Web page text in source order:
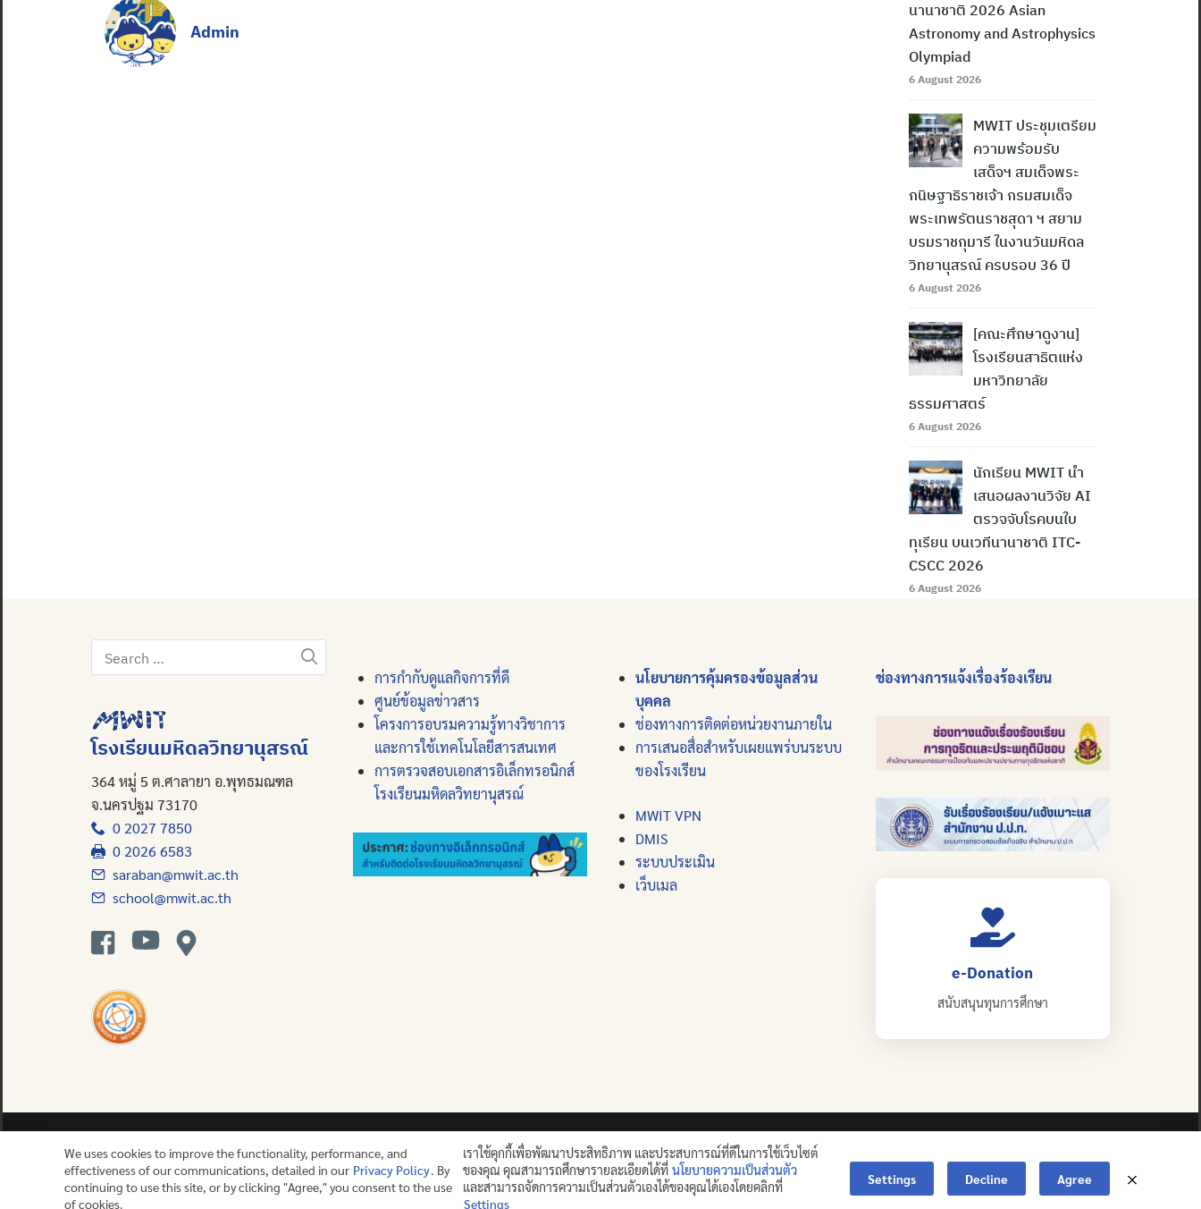
Admin
นานาชาติ 2026 Asian
Astronomy and Astrophysics
Olympiad
6 August 2026
MWIT ประชุมเตรียม
ความพร้อมรับ
เสด็จฯ สมเด็จพระ
กนิษฐาธิราชเจ้า กรมสมเด็จ
พระเทพรัตนราชสุดา ฯ สยาม
บรมราชกุมารี ในงานวันมหิดล
วิทยานุสรณ์ ครบรอบ 36 ปี
6 August 2026
[คณะศึกษาดูงาน]
โรงเรียนสาธิตแห่ง
มหาวิทยาลัย
ธรรมศาสตร์
6 August 2026
นักเรียน MWIT นำ
เสนอผลงานวิจัย AI
ตรวจจับโรคบนใบ
ทุเรียน บนเวทีนานาชาติ ITC-
CSCC 2026
6 August 2026
Search
for:
โรงเรียนมหิดลวิทยานุสรณ์
364 หมู่ 5 ต.ศาลายา อ.พุทธมณฑล
จ.นครปฐม 73170
0 2027 7850
0 2026 6583
saraban@mwit.ac.th
school@mwit.ac.th
การกำกับดูแลกิจการที่ดี
ศูนย์ข้อมูลข่าวสาร
โครงการอบรมความรู้ทางวิชาการ
และการใช้เทคโนโลยีสารสนเทศ
การตรวจสอบเอกสารอิเล็กทรอนิกส์
โรงเรียนมหิดลวิทยานุสรณ์
นโยบายการคุ้มครองข้อมูลส่วน
บุคคล
ช่องทางการติดต่อหน่วยงานภายใน
การเสนอสื่อสำหรับเผยแพร่บนระบบ
ของโรงเรียน
MWIT VPN
DMIS
ระบบประเมิน
เว็บเมล
ช่องทางการแจ้งเรื่องร้องเรียน
e-Donation
สนับสนุนทุนการศึกษา
ปญฺญาย ปริสุชฺฌติ (คนย่อมบริสุทธิ์ด้วยปัญญา)
©2025 MAHIDOL WITTAYANUSORN SCHOOL. ALL RIGHTS RESERVED.
We uses cookies to improve the functionality, performance, and
effectiveness of our communications, detailed in our Privacy Policy. By
continuing to use this site, or by clicking "Agree," you consent to the use
of cookies.
เราใช้คุกกี้เพื่อพัฒนาประสิทธิภาพ และประสบการณ์ที่ดีในการใช้เว็บไซต์
ของคุณ คุณสามารถศึกษารายละเอียดได้ที่ นโยบายความเป็นส่วนตัว
และสามารถจัดการความเป็นส่วนตัวเองได้ของคุณได้เองโดยคลิกที่
Settings
Settings Decline Agree
Contact us